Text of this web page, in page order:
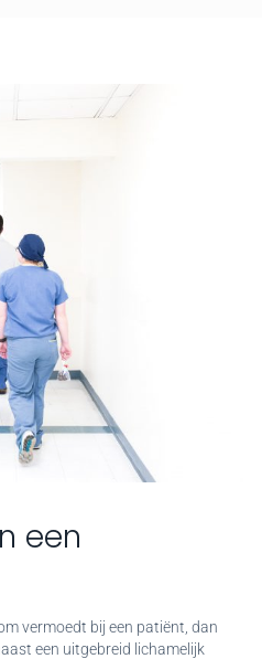
een
vermoedt bij een patiënt, dan
een uitgebreid lichamelijk